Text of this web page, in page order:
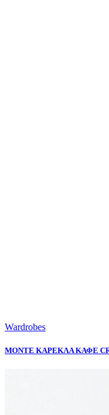
Wardrobes
MONTE ΚΑΡΕΚΛΑ ΚΑΦΕ